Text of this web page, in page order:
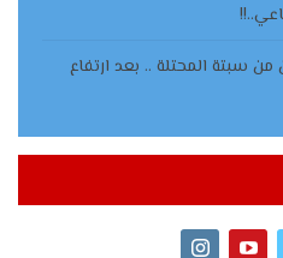
سبتة المحتلة .. بعد ارتفاع